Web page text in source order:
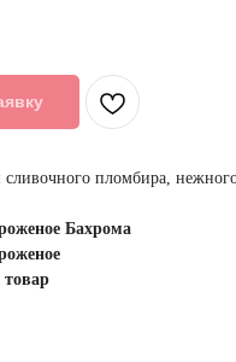
сливочного пломбира,
Бахрома